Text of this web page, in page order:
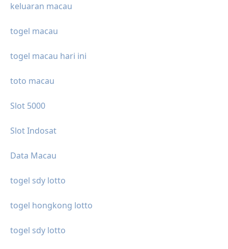
keluaran macau
togel macau
togel macau hari ini
toto macau
Slot 5000
Slot Indosat
Data Macau
togel sdy lotto
togel hongkong lotto
togel sdy lotto